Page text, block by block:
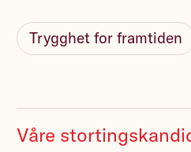
Trygghet for framtiden
Våre